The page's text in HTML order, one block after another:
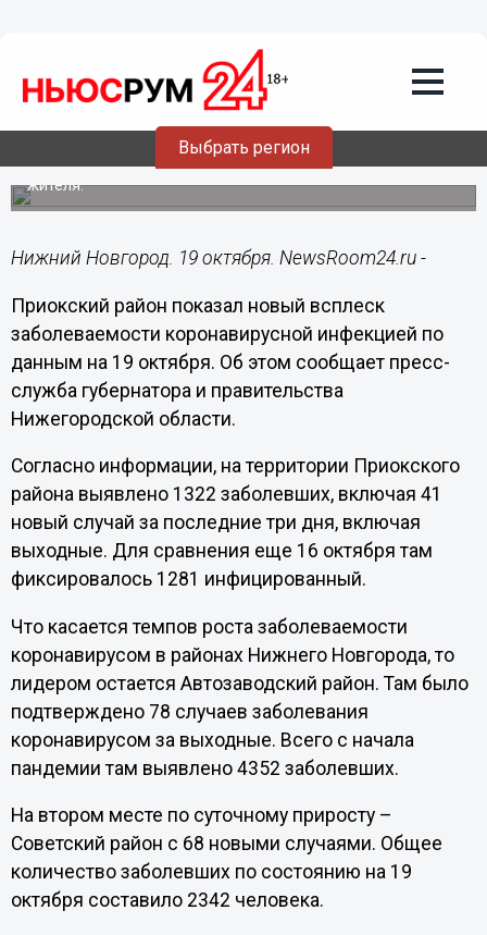
Выбрать регион
19.10.202019:40
Вспышка коронавируса произошла в
Приокском районе
За выходные COVID-19 выявлен еще у 41 местного
жителя.
Нижний Новгород. 19 октября. NewsRoom24.ru -
Приокский район показал новый всплеск
заболеваемости коронавирусной инфекцией по
данным на 19 октября. Об этом сообщает пресс-
служба губернатора и правительства
Нижегородской области.
Согласно информации, на территории Приокского
района выявлено 1322 заболевших, включая 41
новый случай за последние три дня, включая
выходные. Для сравнения еще 16 октября там
фиксировалось 1281 инфицированный.
Что касается темпов роста заболеваемости
коронавирусом в районах Нижнего Новгорода, то
лидером остается Автозаводский район. Там было
подтверждено 78 случаев заболевания
коронавирусом за выходные. Всего с начала
пандемии там выявлено 4352 заболевших.
На втором месте по суточному приросту –
Советский район с 68 новыми случаями. Общее
количество заболевших по состоянию на 19
октября составило 2342 человека.